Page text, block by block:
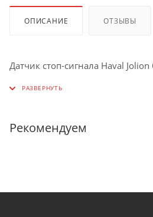
ОПИСАНИЕ ОТЗЫВЫ
Датчик стоп-сигнала Haval Jolion
Рекомендуем